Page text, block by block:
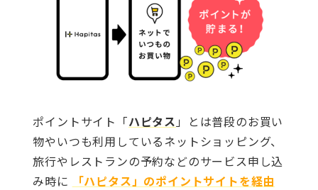
ポイントサイト「ハピタス 」とは普段のお買い
物やいつも利用しているネットショッピング、
旅行やレストランの予約などのサービス申し込
み時に
「ハピタス」のポイントサイトを経由